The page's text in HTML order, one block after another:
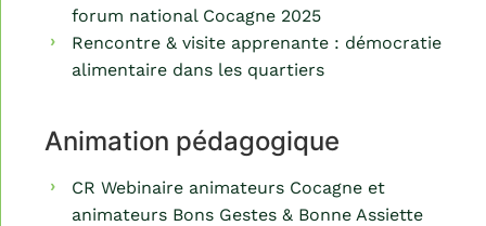
forum national Cocagne 2025
Rencontre & visite apprenante : démocratie
alimentaire dans les quartiers
Animation pédagogique
CR Webinaire animateurs Cocagne et
animateurs Bons Gestes & Bonne Assiette